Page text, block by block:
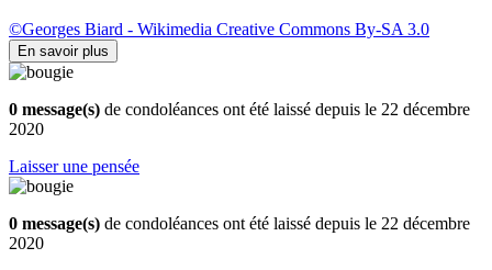
©Georges Biard - Wikimedia Creative Commons By-SA 3.0
En savoir plus
0 message(s) de condoléances ont été laissé depuis le 22 décembre
2020
Laisser une pensée
0 message(s) de condoléances ont été laissé depuis le 22 décembre
2020